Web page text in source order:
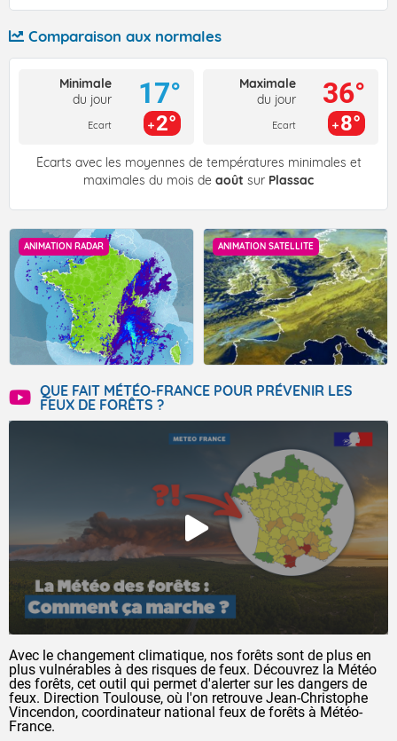
Comparaison aux normales
Minimale
du jour
Ecart
17°
2°
Maximale
du jour
Ecart
36°
8°
Écarts avec les moyennes de températures minimales et
maximales du mois de août sur Plassac
ANIMATION RADAR ANIMATION SATELLITE
QUE FAIT MÉTÉO-FRANCE POUR PRÉVENIR LES
FEUX DE FORÊTS ?
Avec le changement climatique, nos forêts sont de plus en
plus vulnérables à des risques de feux. Découvrez la Météo
des forêts, cet outil qui permet d'alerter sur les dangers de
feux. Direction Toulouse, où l'on retrouve Jean-Christophe
Vincendon, coordinateur national feux de forêts à Météo-
France.